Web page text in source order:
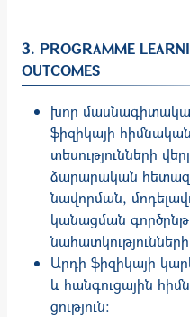
3. PROGRAMME
OUTCOMES
խոր
ֆիզիկայի
տեսությունների
ձարարական
նավորման,
կանացման
Արդի ֆիզիկայի
և հան­գու­ցային
ցու­թյուն: